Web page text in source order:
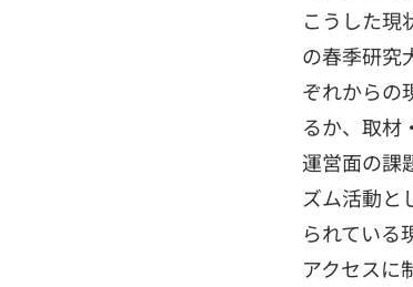
こうした現
の春季研究
ぞれからの
るか、取材
運営面の課
ズム活動と
られている
アクセスに